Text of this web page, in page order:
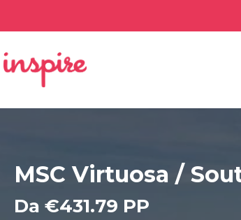
MSC Virtuosa /
Da €431.79 PP